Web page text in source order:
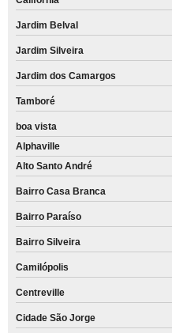
Jardim Belval
Jardim Silveira
Jardim dos Camargos
Tamboré
boa vista
Alphaville
Alto Santo André
Bairro Casa Branca
Bairro Paraíso
Bairro Silveira
Camilópolis
Centreville
Cidade São Jorge